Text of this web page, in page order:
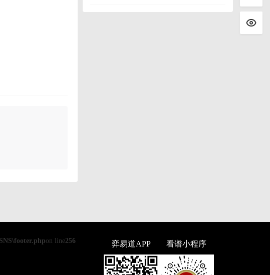
on line256 弈易道APP 看谱小程序